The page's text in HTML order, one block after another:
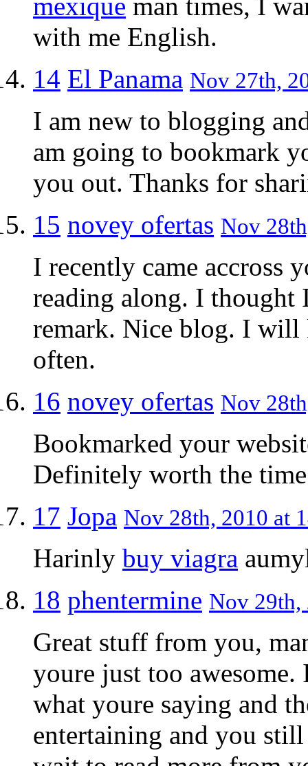
with me English.
14 El Panama Nov 27th,
I am new to blogging
am going to bookmark
you out. Thanks for
15 novey ofertas Nov
I recently came accross
reading along. I
remark. Nice blog. I
often.
16 novey ofertas Nov
Bookmarked your
Definitely worth the
17 Jopa Nov 28th, 2010 at
Harinly buy viagra
18 phentermine Nov 29th,
Great stuff from you,
youre just too
what youre saying and
entertaining and you